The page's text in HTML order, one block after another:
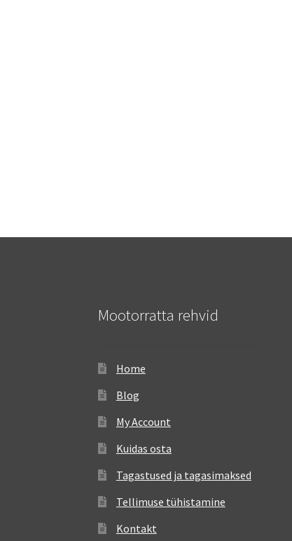
Mootorratta rehvid
Home
Blog
My Account
Kuidas osta
Tagastused ja tagasimaksed
Tellimuse tühistamine
Kontakt